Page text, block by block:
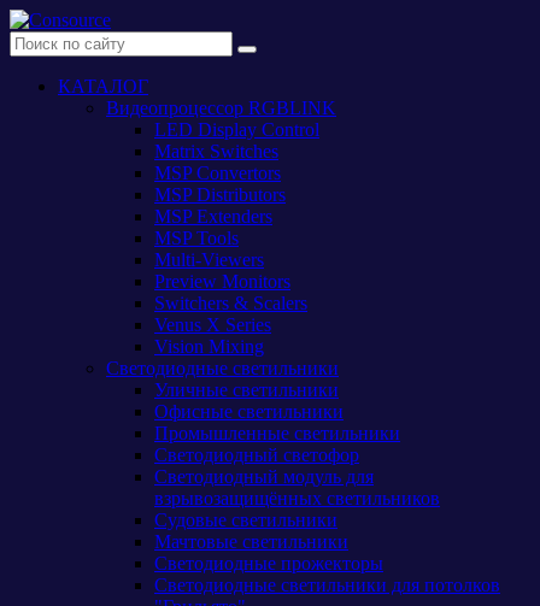
КАТАЛОГ
Видеопроцессор RGBLINK
LED Display Control
Matrix Switches
MSP Convertors
MSP Distributors
MSP Extenders
MSP Tools
Multi-Viewers
Preview Monitors
Switchers & Scalers
Venus X Series
Vision Mixing
Светодиодные светильники
Уличные светильники
Офисные светильники
Промышленные светильники
Светодиодный светофор
Светодиодный модуль для
взрывозащищённых светильников
Судовые светильники
Мачтовые светильники
Светодиодные прожекторы
Светодиодные светильники для потолков